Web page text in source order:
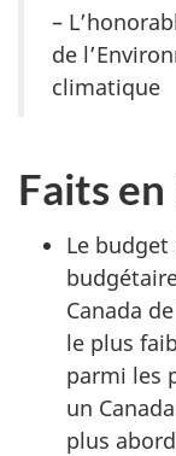
–
de
climatique
Faits
Le
Canada
le plus
parmi les
un
plus